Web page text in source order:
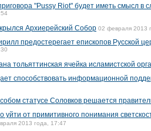
"Pussy Riot" будет иметь смысл в
Архиерейский Собор 02 февраля 2013
предостерегает епископов Русской
тольяттинская ячейка исламистской
способствовать информационной
статусе Соловков решается
уйти от примитивного понимания
2013 года, 17:47